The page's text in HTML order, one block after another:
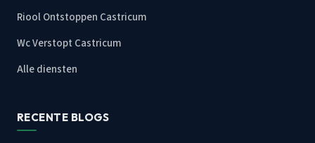
Riool Ontstoppen Castricum
Wc Verstopt Castricum
Alle diensten
RECENTE BLOGS